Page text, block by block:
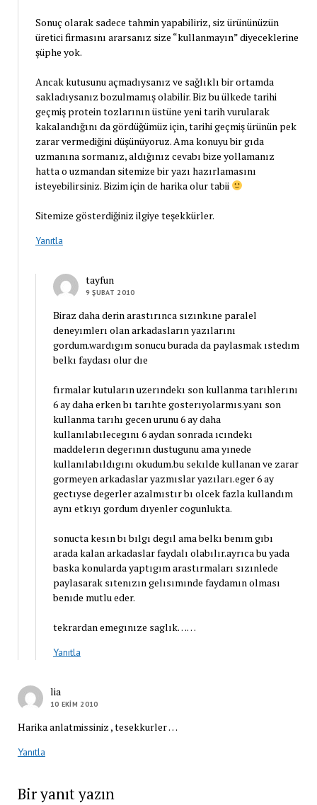
Sonuç olarak sadece tahmin yapabiliriz, siz ürününüzün
üretici firmasını ararsanız size “kullanmayın” diyeceklerine
şüphe yok.
Ancak kutusunu açmadıysanız ve sağlıklı bir ortamda
sakladıysanız bozulmamış olabilir. Biz bu ülkede tarihi
geçmiş protein tozlarının üstüne yeni tarih vurularak
kakalandığını da gördüğümüz için, tarihi geçmiş ürünün pek
zarar vermediğini düşünüyoruz. Ama konuyu bir gıda
uzmanına sormanız, aldığınız cevabı bize yollamanız
hatta o uzmandan sitemize bir yazı hazırlamasını
isteyebilirsiniz. Bizim için de harika olur tabii
Sitemize gösterdiğiniz ilgiye teşekkürler.
Yanıtla
tayfun
9 ŞUBAT 2010
Biraz daha derin arastırınca sızınkıne paralel
deneyımlerı olan arkadasların yazılarını
gordum.wardıgım sonucu burada da paylasmak ıstedım
belkı faydası olur dıe
fırmalar kutuların uzerındekı son kullanma tarıhlerını
6 ay daha erken bı tarıhte gosterıyolarmıs.yanı son
kullanma tarıhı gecen urunu 6 ay daha
kullanılabılecegını 6 aydan sonrada ıcındekı
maddelerın degerının dustugunu ama yınede
kullanılabıldıgını okudum.bu sekılde kullanan ve zarar
gormeyen arkadaslar yazmıslar yazıları.eger 6 ay
gectıyse degerler azalmıstır bı olcek fazla kullandım
aynı etkıyı gordum dıyenler cogunlukta.
sonucta kesın bı bılgı degıl ama belkı benım gıbı
arada kalan arkadaslar faydalı olabılır.ayrıca bu yada
baska konularda yaptıgım arastırmaları sızınlede
paylasarak sıtenızın gelısımınde faydamın olması
benıde mutlu eder.
tekrardan emegınıze saglık……
Yanıtla
lia
10 EKIM 2010
Harika anlatmissiniz , tesekkurler …
Yanıtla
Bir yanıt yazın